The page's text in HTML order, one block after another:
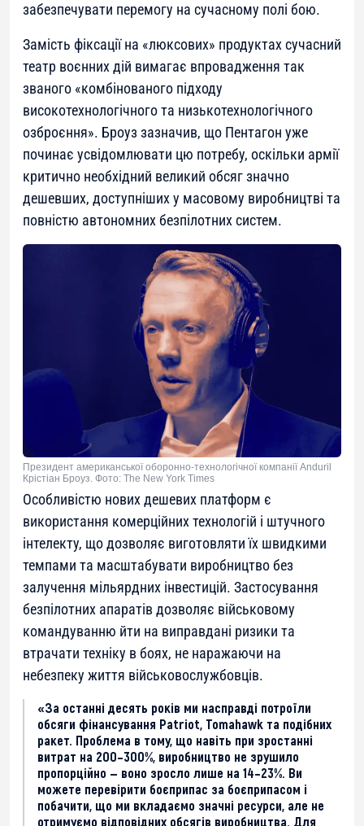
забезпечувати перемогу на сучасному полі бою.
Замість фіксації на «люксових» продуктах сучасний
театр воєнних дій вимагає впровадження так
званого «комбінованого підходу
високотехнологічного та низькотехнологічного
озброєння». Броуз зазначив, що Пентагон уже
починає усвідомлювати цю потребу, оскільки армії
критично необхідний великий обсяг значно
дешевших, доступніших у масовому виробництві та
повністю автономних безпілотних систем.
Президент американської оборонно-технологічної компанії Anduril
Крістіан Броуз. Фото: The New York Times
Особливістю нових дешевих платформ є
використання комерційних технологій і штучного
інтелекту, що дозволяє виготовляти їх швидкими
темпами та масштабувати виробництво без
залучення мільярдних інвестицій. Застосування
безпілотних апаратів дозволяє військовому
командуванню йти на виправдані ризики та
втрачати техніку в боях, не наражаючи на
небезпеку життя військовослужбовців.
«За останні десять років ми насправді потроїли
обсяги фінансування Patriot, Tomahawk та подібних
ракет. Проблема в тому, що навіть при зростанні
витрат на 200–300%, виробництво не зрушило
пропорційно — воно зросло лише на 14–23%. Ви
можете перевірити боєприпас за боєприпасом і
побачити, що ми вкладаємо значні ресурси, але не
отримуємо відповідних обсягів виробництва. Для